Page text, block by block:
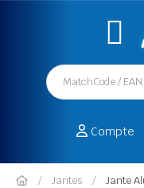
Compte
Jantes
Jante